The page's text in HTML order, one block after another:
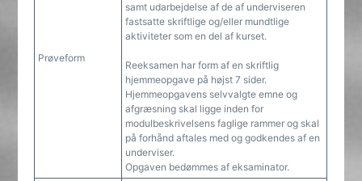
Prøveform
samt udarbejdelse af de af underviseren
fastsatte skriftlige og/eller mundtlige
aktiviteter som en del af kurset.
Reeksamen har form af en skriftlig
hjemmeopgave på højst 7 sider.
Hjemmeopgavens selvvalgte emne og
afgræsning skal ligge inden for
modulbeskrivelsens faglige rammer og skal
på forhånd aftales med og godkendes af en
underviser.
Opgaven bedømmes af eksaminator.